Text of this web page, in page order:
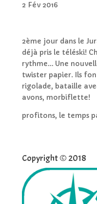
2 Fév 2016
2ème jour dans le
déjà pris le téléski!
rythme… Une
twister papier. Ils
rigolade, bataille
avons, morbiflette!
profitons, le temps
Copyright © 2018